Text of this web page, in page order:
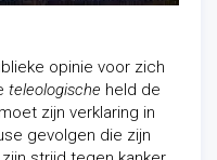
opinie voor zich
teleologische held de
zijn verklaring in
gevolgen die zijn